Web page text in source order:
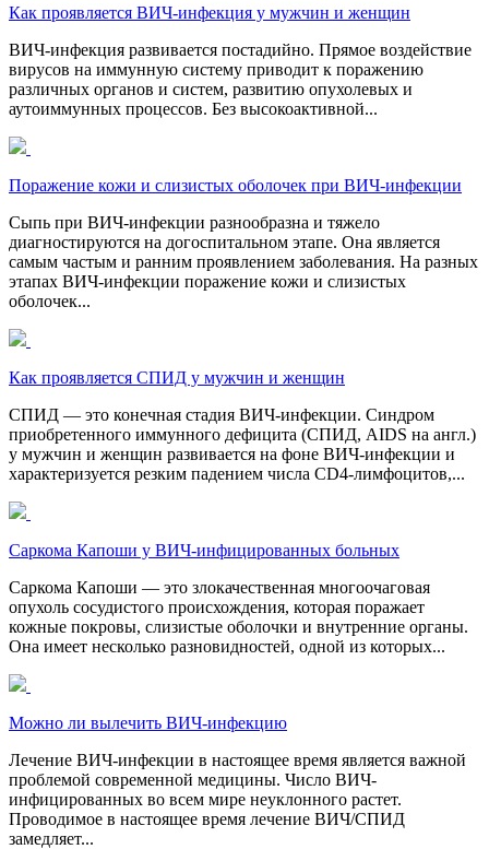
Как проявляется ВИЧ-инфекция у мужчин и женщин
ВИЧ-инфекция развивается постадийно. Прямое воздействие
вирусов на иммунную систему приводит к поражению
различных органов и систем, развитию опухолевых и
аутоиммунных процессов. Без высокоактивной...
Поражение кожи и слизистых оболочек при ВИЧ-инфекции
Сыпь при ВИЧ-инфекции разнообразна и тяжело
диагностируются на догоспитальном этапе. Она является
самым частым и ранним проявлением заболевания. На разных
этапах ВИЧ-инфекции поражение кожи и слизистых
оболочек...
Как проявляется СПИД у мужчин и женщин
СПИД — это конечная стадия ВИЧ-инфекции. Синдром
приобретенного иммунного дефицита (СПИД, AIDS на англ.)
у мужчин и женщин развивается на фоне ВИЧ-инфекции и
характеризуется резким падением числа CD4-лимфоцитов,...
Саркома Капоши у ВИЧ-инфицированных больных
Саркома Капоши — это злокачественная многоочаговая
опухоль сосудистого происхождения, которая поражает
кожные покровы, слизистые оболочки и внутренние органы.
Она имеет несколько разновидностей, одной из которых...
Можно ли вылечить ВИЧ-инфекцию
Лечение ВИЧ-инфекции в настоящее время является важной
проблемой современной медицины. Число ВИЧ-
инфицированных во всем мире неуклонного растет.
Проводимое в настоящее время лечение ВИЧ/СПИД
замедляет...